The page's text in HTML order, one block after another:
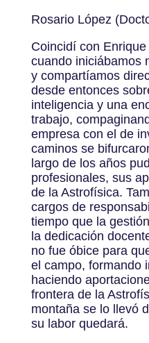
Rosario López
Coincidí con
cuando iniciábamos
y compartíamos
desde entonces
inteligencia y una
trabajo,
empresa con el de
caminos se
largo de los años
profesionales, sus
de la Astrofísica.
cargos de
tiempo que la
la dedicación
no fue óbice para
el campo, formando
haciendo
frontera de la
montaña se lo llevó
su labor quedará.